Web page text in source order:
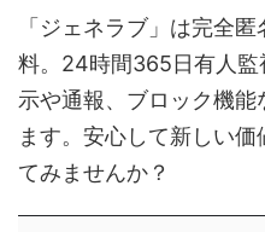
「ジェネラブ」は完全
料。24時間365日有人監
示や通報、ブロック機
ます。安心して新しい価
てみませんか？